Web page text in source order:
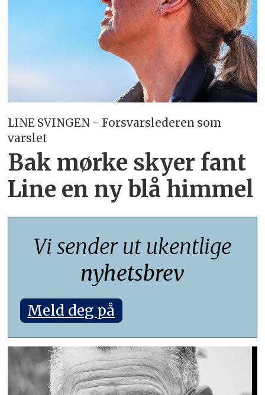
LINE SVINGEN - Forsvarslederen som
varslet
Bak mørke skyer fant
Line en ny blå himmel
Vi sender ut ukentlige
nyhetsbrev
Meld deg på